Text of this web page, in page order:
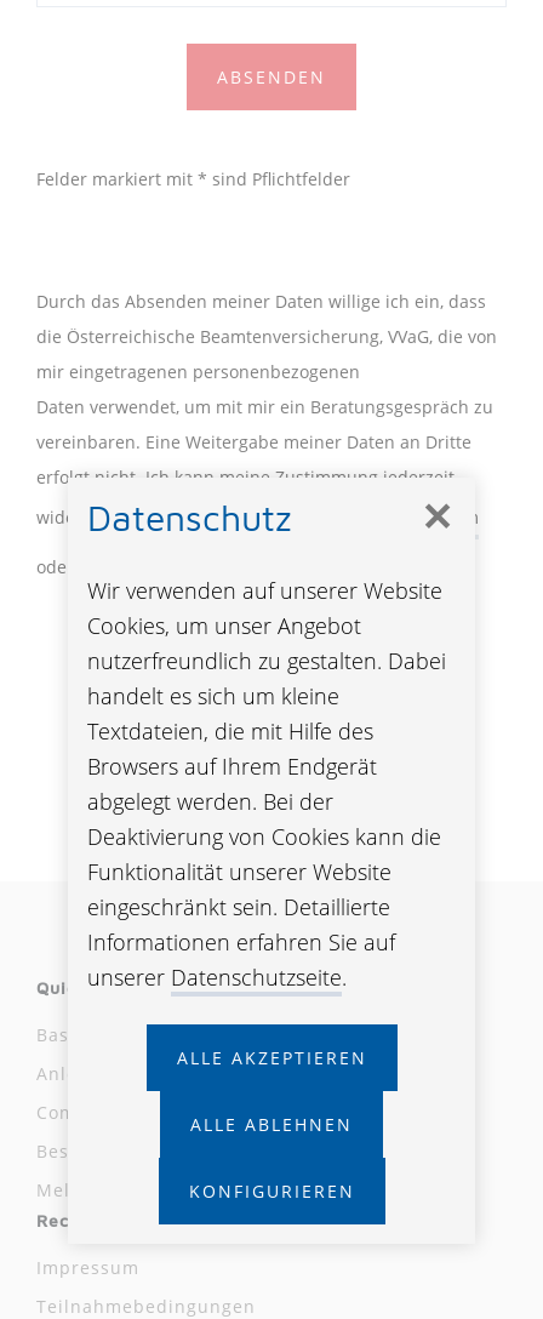
Felder markiert mit * sind Pflichtfelder
Durch das Absenden meiner Daten willige ich ein, dass
die Österreichische Beamtenversicherung, VVaG, die von
mir eingetragenen personenbezogenen
Daten verwendet, um mit mir ein Beratungsgespräch zu
vereinbaren. Eine Weitergabe meiner Daten an Dritte
erfolgt nicht. Ich kann meine Zustimmung jederzeit
widerrufen, indem ich dies an
@oebv.com
oder
DATENSCHUTZHINWEISE
Quicklinks
Basisinformationsblätter
Anlegerinformationen/Fondsinfos
Compliance Meldestelle
Beschwerdestelle
Meldung laut Hinweisgeber:innenschutzgesetz
Rechtliche Hinweise
Impressum
Teilnahmebedingungen
✕
Datenschutz
Wir verwenden auf unserer Website
Cookies, um unser Angebot
nutzerfreundlich zu gestalten. Dabei
handelt es sich um kleine
Textdateien, die mit Hilfe des
Browsers auf Ihrem Endgerät
abgelegt werden. Bei der
Deaktivierung von Cookies kann die
Funktionalität unserer Website
eingeschränkt sein. Detaillierte
Informationen erfahren Sie auf
unserer Datenschutzseite.
ALLE AKZEPTIEREN
ALLE ABLEHNEN
KONFIGURIEREN